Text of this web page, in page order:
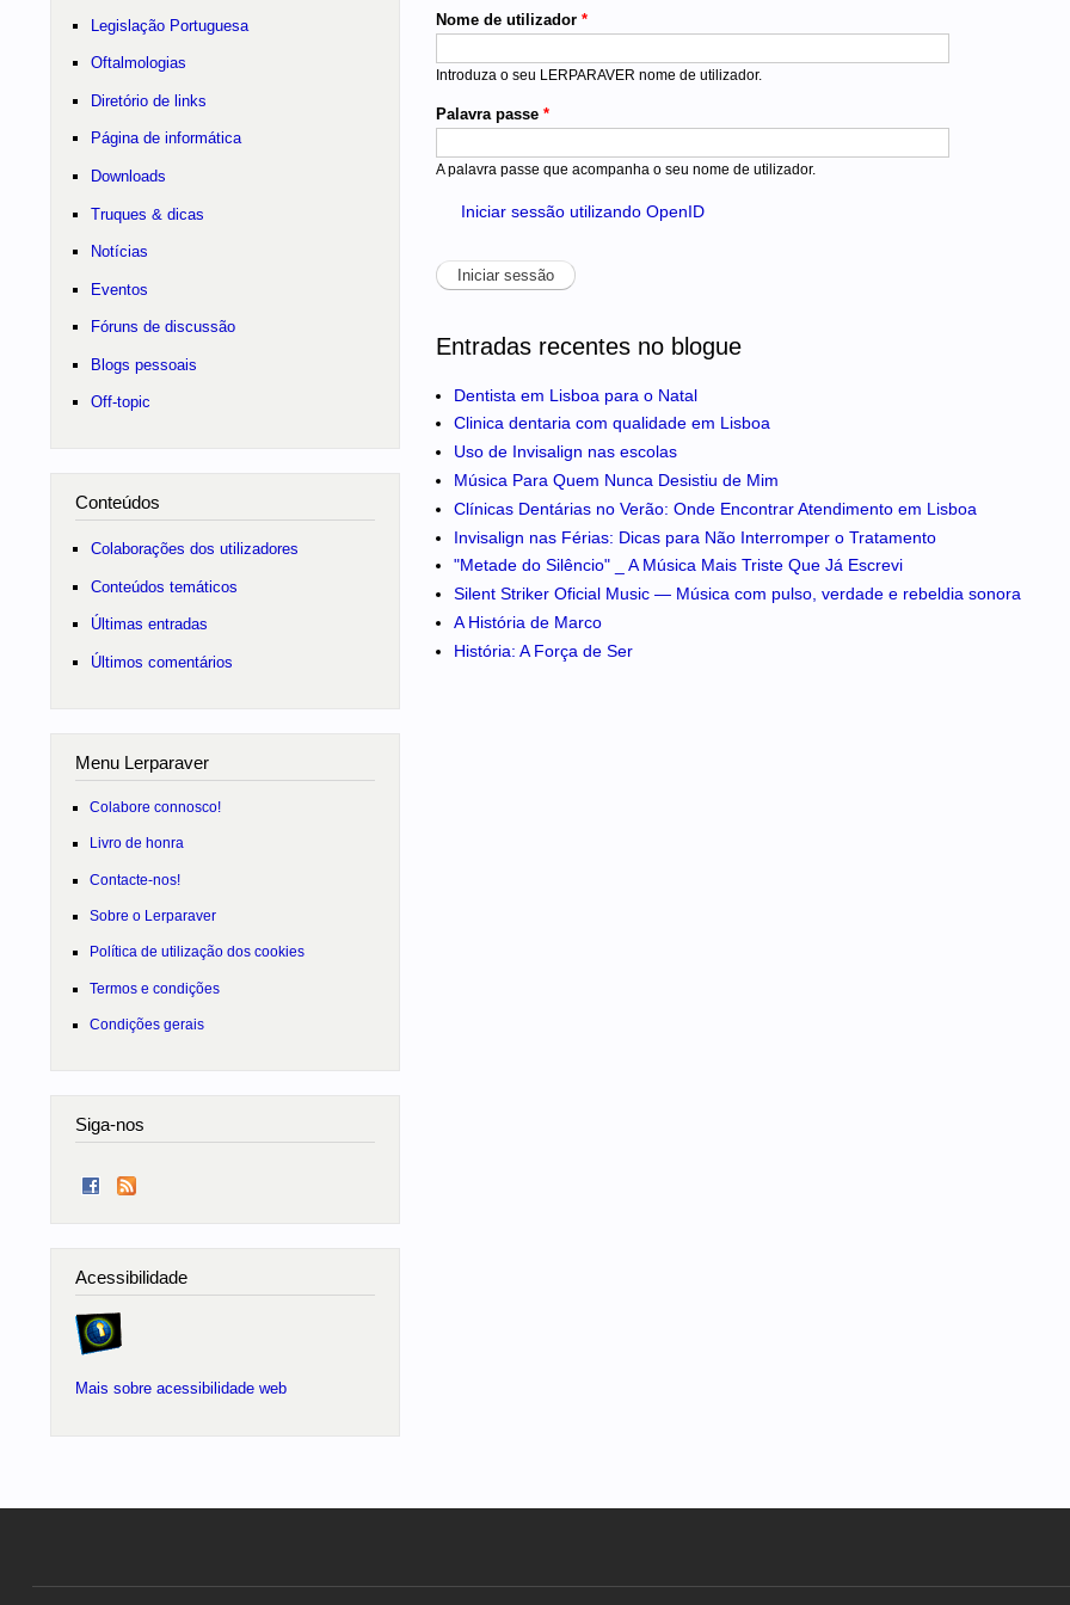
Nome de utilizador *
Introduza o seu LERPARAVER nome de utilizador.
Palavra passe *
A palavra passe que acompanha o seu nome de utilizador.
Iniciar sessão utilizando OpenID
Entradas recentes no blogue
Dentista em Lisboa para o Natal
Clinica dentaria com qualidade em Lisboa
Uso de Invisalign nas escolas
Música Para Quem Nunca Desistiu de Mim
Clínicas Dentárias no Verão: Onde Encontrar Atendimento em Lisboa
Invisalign nas Férias: Dicas para Não Interromper o Tratamento
"Metade do Silêncio" _ A Música Mais Triste Que Já Escrevi
Silent Striker Oficial Music — Música com pulso, verdade e rebeldia sonora
A História de Marco
História: A Força de Ser
Legislação Portuguesa
Oftalmologias
Diretório de links
Página de informática
Downloads
Truques & dicas
Notícias
Eventos
Fóruns de discussão
Blogs pessoais
Off-topic
Conteúdos
Colaborações dos utilizadores
Conteúdos temáticos
Últimas entradas
Últimos comentários
Menu Lerparaver
Colabore connosco!
Livro de honra
Contacte-nos!
Sobre o Lerparaver
Política de utilização dos cookies
Termos e condições
Condições gerais
Siga-nos
Acessibilidade
Mais sobre acessibilidade web